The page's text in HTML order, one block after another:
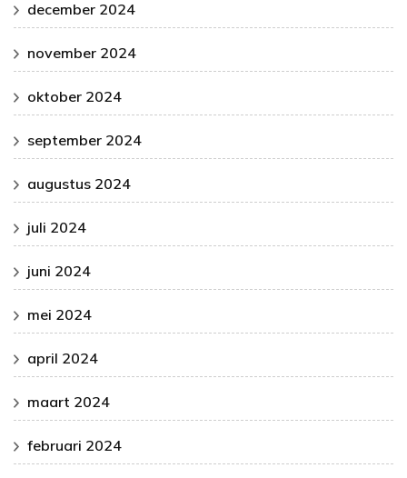
december 2024
november 2024
oktober 2024
september 2024
augustus 2024
juli 2024
juni 2024
mei 2024
april 2024
maart 2024
februari 2024